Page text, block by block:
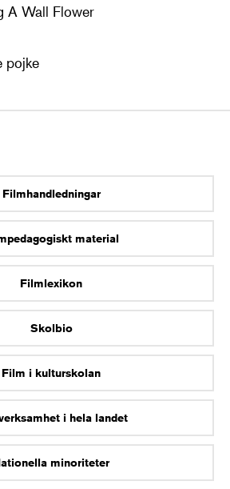
A Wall Flower
pojke
Filmhandledningar
material
Filmlexikon
Skolbio
Film i kulturskolan
i hela landet
minoriteter